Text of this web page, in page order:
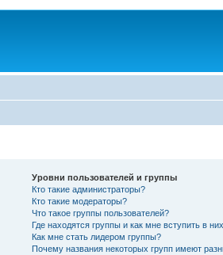
Уровни пользователей и группы
Кто такие администраторы?
Кто такие модераторы?
Что такое группы пользователей?
Где находятся группы и как мне вступить в
Как мне стать лидером группы?
Почему названия некоторых групп имеют